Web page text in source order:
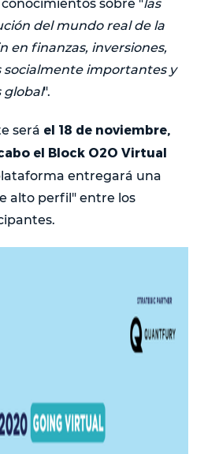
sobre "las
del mundo real de la
en finanzas, inversiones,
socialmente importantes y
global".
será el 18 de noviembre,
el Block O2O Virtual
entregará una
alto perfil" entre los